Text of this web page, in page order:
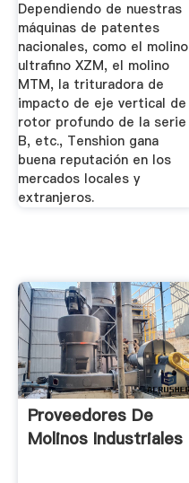
Construcción.
Dependiendo de nuestras
máquinas de patentes
nacionales, como el molino
ultrafino XZM, el molino
MTM, la trituradora de
impacto de eje vertical de
rotor profundo de la serie
B, etc., Tenshion gana
buena reputación en los
mercados locales y
extranjeros.
Proveedores De
Molinos Industriales